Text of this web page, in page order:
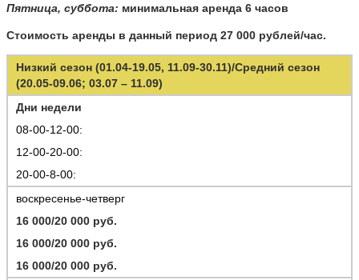
Пятница, суббота: минимальная аренда 6 часов
Стоимость аренды в данный период 27 000 рублей/час.
Низкий сезон (01.04-19.05, 11.09-30.11)/Средний сезон
(20.05-09.06; 03.07 – 11.09)
Дни недели
08-00-12-00:
12-00-20-00:
20-00-8-00:
воскресенье-четверг
16 000/20 000 руб.
16 000/20 000 руб.
16 000/20 000 руб.